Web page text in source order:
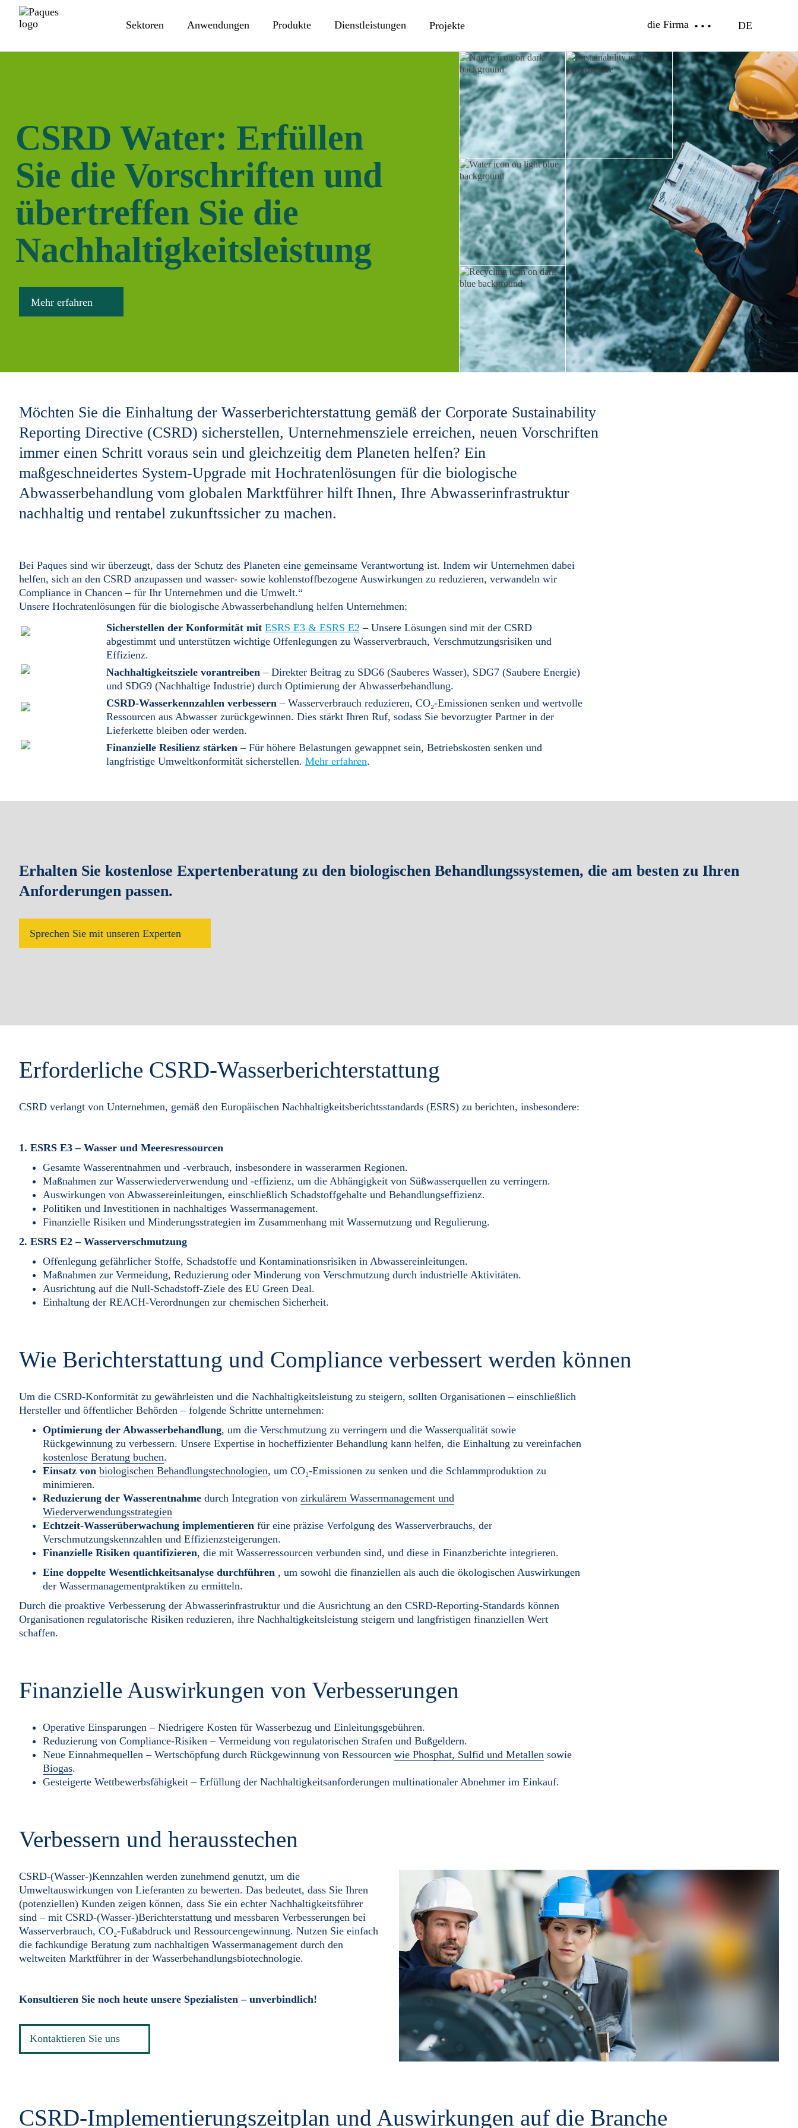
Sektoren Anwendungen Produkte Dienstleistungen Projekte die Firma DE
CSRD Water: Erfüllen
Sie die Vorschriften und
übertreffen Sie die
Nachhaltigkeitsleistung
Mehr erfahren
Möchten Sie die Einhaltung der Wasserberichterstattung gemäß der Corporate Sustainability
Reporting Directive (CSRD) sicherstellen, Unternehmensziele erreichen, neuen Vorschriften
immer einen Schritt voraus sein und gleichzeitig dem Planeten helfen? Ein
maßgeschneidertes System-Upgrade mit Hochratenlösungen für die biologische
Abwasserbehandlung vom globalen Marktführer hilft Ihnen, Ihre Abwasserinfrastruktur
nachhaltig und rentabel zukunftssicher zu machen.
Bei Paques sind wir überzeugt, dass der Schutz des Planeten eine gemeinsame Verantwortung ist. Indem wir Unternehmen dabei
helfen, sich an den CSRD anzupassen und wasser- sowie kohlenstoffbezogene Auswirkungen zu reduzieren, verwandeln wir
Compliance in Chancen – für Ihr Unternehmen und die Umwelt.“
Unsere Hochratenlösungen für die biologische Abwasserbehandlung helfen Unternehmen:
Sicherstellen der Konformität mit ESRS E3 & ESRS E2 – Unsere Lösungen sind mit der CSRD
abgestimmt und unterstützen wichtige Offenlegungen zu Wasserverbrauch, Verschmutzungsrisiken und
Effizienz.
Nachhaltigkeitsziele vorantreiben – Direkter Beitrag zu SDG6 (Sauberes Wasser), SDG7 (Saubere Energie)
und SDG9 (Nachhaltige Industrie) durch Optimierung der Abwasserbehandlung.
CSRD-Wasserkennzahlen verbessern – Wasserverbrauch reduzieren, CO₂-Emissionen senken und wertvolle
Ressourcen aus Abwasser zurückgewinnen. Dies stärkt Ihren Ruf, sodass Sie bevorzugter Partner in der
Lieferkette bleiben oder werden.
Finanzielle Resilienz stärken – Für höhere Belastungen gewappnet sein, Betriebskosten senken und
langfristige Umweltkonformität sicherstellen. Mehr erfahren.
Erhalten Sie kostenlose Expertenberatung zu den biologischen Behandlungssystemen, die am besten zu Ihren
Anforderungen passen.
Sprechen Sie mit unseren Experten
Erforderliche CSRD-Wasserberichterstattung
CSRD verlangt von Unternehmen, gemäß den Europäischen Nachhaltigkeitsberichtsstandards (ESRS) zu berichten, insbesondere:
1. ESRS E3 – Wasser und Meeresressourcen
Gesamte Wasserentnahmen und -verbrauch, insbesondere in wasserarmen Regionen.
Maßnahmen zur Wasserwiederverwendung und -effizienz, um die Abhängigkeit von Süßwasserquellen zu verringern.
Auswirkungen von Abwassereinleitungen, einschließlich Schadstoffgehalte und Behandlungseffizienz.
Politiken und Investitionen in nachhaltiges Wassermanagement.
Finanzielle Risiken und Minderungsstrategien im Zusammenhang mit Wassernutzung und Regulierung.
2. ESRS E2 – Wasserverschmutzung
Offenlegung gefährlicher Stoffe, Schadstoffe und Kontaminationsrisiken in Abwassereinleitungen.
Maßnahmen zur Vermeidung, Reduzierung oder Minderung von Verschmutzung durch industrielle Aktivitäten.
Ausrichtung auf die Null-Schadstoff-Ziele des EU Green Deal.
Einhaltung der REACH-Verordnungen zur chemischen Sicherheit.
Wie Berichterstattung und Compliance verbessert werden können
Um die CSRD-Konformität zu gewährleisten und die Nachhaltigkeitsleistung zu steigern, sollten Organisationen – einschließlich
Hersteller und öffentlicher Behörden – folgende Schritte unternehmen:
Optimierung der Abwasserbehandlung, um die Verschmutzung zu verringern und die Wasserqualität sowie
Rückgewinnung zu verbessern. Unsere Expertise in hocheffizienter Behandlung kann helfen, die Einhaltung zu vereinfachen
kostenlose Beratung buchen.
Einsatz von biologischen Behandlungstechnologien, um CO₂-Emissionen zu senken und die Schlammproduktion zu
minimieren.
Reduzierung der Wasserentnahme durch Integration von zirkulärem Wassermanagement und
Wiederverwendungsstrategien
Echtzeit-Wasserüberwachung implementieren für eine präzise Verfolgung des Wasserverbrauchs, der
Verschmutzungskennzahlen und Effizienzsteigerungen.
Finanzielle Risiken quantifizieren, die mit Wasserressourcen verbunden sind, und diese in Finanzberichte integrieren.
Eine doppelte Wesentlichkeitsanalyse durchführen , um sowohl die finanziellen als auch die ökologischen Auswirkungen
der Wassermanagementpraktiken zu ermitteln.
Durch die proaktive Verbesserung der Abwasserinfrastruktur und die Ausrichtung an den CSRD-Reporting-Standards können
Organisationen regulatorische Risiken reduzieren, ihre Nachhaltigkeitsleistung steigern und langfristigen finanziellen Wert
schaffen.
Finanzielle Auswirkungen von Verbesserungen
Operative Einsparungen – Niedrigere Kosten für Wasserbezug und Einleitungsgebühren.
Reduzierung von Compliance-Risiken – Vermeidung von regulatorischen Strafen und Bußgeldern.
Neue Einnahmequellen – Wertschöpfung durch Rückgewinnung von Ressourcen wie Phosphat, Sulfid und Metallen sowie
Biogas.
Gesteigerte Wettbewerbsfähigkeit – Erfüllung der Nachhaltigkeitsanforderungen multinationaler Abnehmer im Einkauf.
Verbessern und herausstechen
CSRD-(Wasser-)Kennzahlen werden zunehmend genutzt, um die
Umweltauswirkungen von Lieferanten zu bewerten. Das bedeutet, dass Sie Ihren
(potenziellen) Kunden zeigen können, dass Sie ein echter Nachhaltigkeitsführer
sind – mit CSRD-(Wasser-)Berichterstattung und messbaren Verbesserungen bei
Wasserverbrauch, CO₂-Fußabdruck und Ressourcengewinnung. Nutzen Sie einfach
die fachkundige Beratung zum nachhaltigen Wassermanagement durch den
weltweiten Marktführer in der Wasserbehandlungsbiotechnologie.
Konsultieren Sie noch heute unsere Spezialisten – unverbindlich!
Kontaktieren Sie uns
CSRD-Implementierungszeitplan und Auswirkungen auf die Branche